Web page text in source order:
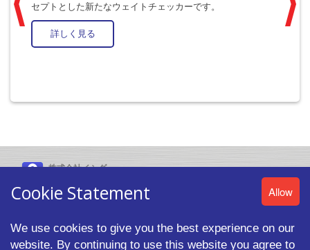
セプトとした新たなウェイトチェッカーです。
詳しく見る
株式会社イシダ
© 2026 ISHIDA CO.,LTD. All rights reserved. |プライバシーポリシ
Cookie Statement Allow
We use cookies to give you the best experience on our
website. By continuing to use this website you agree to